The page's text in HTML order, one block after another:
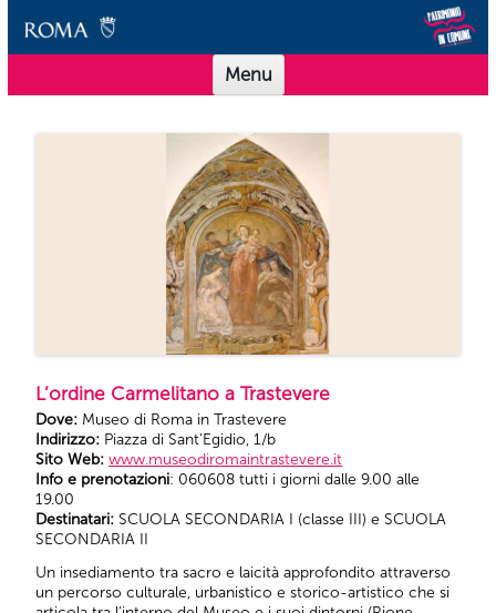
Scuole Musei in Comune Roma
Offerta didattica per le scuole dei Musei in Comune Roma
Menu
Vai al contenuto
L’ordine Carmelitano a Trastevere
Dove: Museo di Roma in Trastevere
Indirizzo: Piazza di Sant’Egidio, 1/b
Sito Web:www.museodiromaintrastevere.it
Info e prenotazioni: 060608 tutti i giorni dalle 9.00 alle
19.00
Destinatari: SCUOLA SECONDARIA I (classe III) e SCUOLA
SECONDARIA II
Un insediamento tra sacro e laicità approfondito attraverso
un percorso culturale, urbanistico e storico-artistico che si